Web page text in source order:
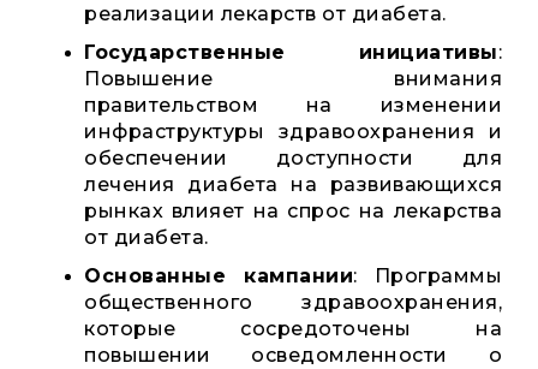
реализации лекарств от диабета.
Государственные инициативы:
Повышение внимания
правительством на изменении
инфраструктуры здравоохранения и
обеспечении доступности для
лечения диабета на развивающихся
рынках влияет на спрос на лекарства
от диабета.
Основанные кампании: Программы
общественного здравоохранения,
которые сосредоточены на
повышении осведомленности о